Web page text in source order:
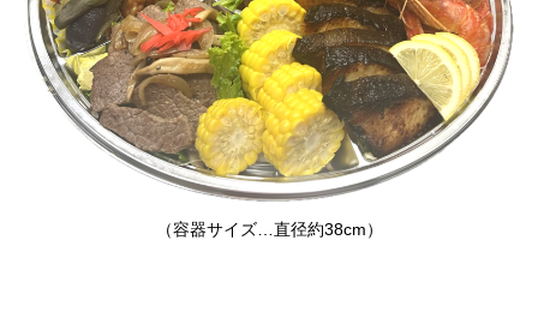
（容器サイズ…直径約38cm）